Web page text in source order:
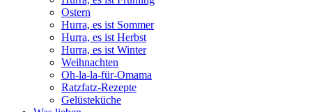
Ostern
Hurra, es ist Sommer
Hurra, es ist Herbst
Hurra, es ist Winter
Weihnachten
Oh-la-la-für-Omama
Ratzfatz-Rezepte
Gelüsteküche